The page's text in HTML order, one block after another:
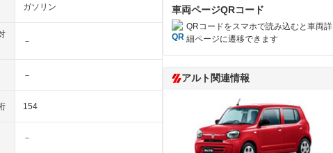
ガソリン
－
－
154
－
車両ページQRコード
QRコードをスマホで読み込むと車両詳
細ページに遷移できます
アルト関連情報